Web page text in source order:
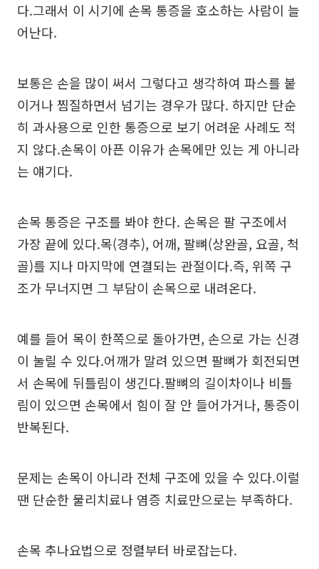
다.그래서 이 시기에 손목 통증을 호소하는 사람이 늘
어난다.
보통은 손을 많이 써서 그렇다고 생각하여 파스를 붙
이거나 찜질하면서 넘기는 경우가 많다. 하지만 단순
히 과사용으로 인한 통증으로 보기 어려운 사례도 적
지 않다.손목이 아픈 이유가 손목에만 있는 게 아니라
는 얘기다.
손목 통증은 구조를 봐야 한다. 손목은 팔 구조에서
가장 끝에 있다.목(경추), 어깨, 팔뼈(상완골, 요골, 척
골)를 지나 마지막에 연결되는 관절이다.즉, 위쪽 구
조가 무너지면 그 부담이 손목으로 내려온다.
예를 들어 목이 한쪽으로 돌아가면, 손으로 가는 신경
이 눌릴 수 있다.어깨가 말려 있으면 팔뼈가 회전되면
서 손목에 뒤틀림이 생긴다.팔뼈의 길이차이나 비틀
림이 있으면 손목에서 힘이 잘 안 들어가거나, 통증이
반복된다.
문제는 손목이 아니라 전체 구조에 있을 수 있다.이럴
땐 단순한 물리치료나 염증 치료만으로는 부족하다.
손목 추나요법으로 정렬부터 바로잡는다.